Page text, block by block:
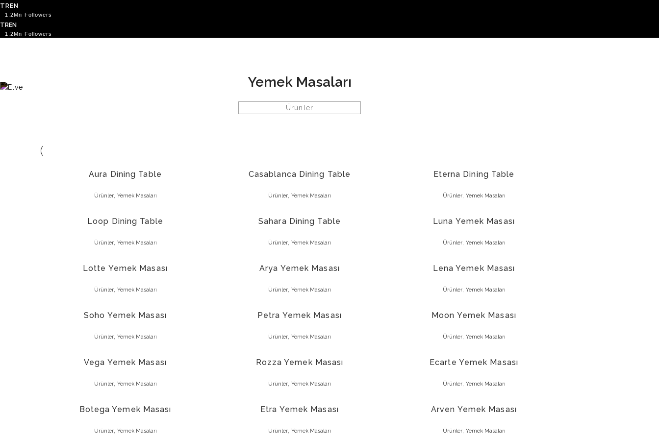
TREN
TREN
Yemek Masaları
Ürünler
Aura Dining Table
Ürünler, Yemek Masaları
Casablanca Dining Table
Ürünler Yemek Masaları
Eterna Dining Table
Ürünler, Yemek Masaları
Loop Dining Table
Ürünler, Yemek Masaları
Sahara Dining Table
Ürünler Yemek Masaları
Luna Yemek Masası
Ürünler, Yemek Masaları
Lotte Yemek Masası
Ürünler, Yemek Masaları
Arya Yemek Masası
Ürünler Yemek Masaları
Lena Yemek Masası
Ürünler, Yemek Masaları
Soho Yemek Masası
Ürünler, Yemek Masaları
Petra Yemek Masası
Ürünler Yemek Masaları
Moon Yemek Masası
Ürünler, Yemek Masaları
Vega Yemek Masası
Ürünler, Yemek Masaları
Rozza Yemek Masası
Ürünler Yemek Masaları
Ecarte Yemek Masası
Ürünler, Yemek Masaları
Botega Yemek Masası
Ürünler, Yemek Masaları
Etra Yemek Masası
Ürünler Yemek Masaları
Arven Yemek Masası
Ürünler, Yemek Masaları